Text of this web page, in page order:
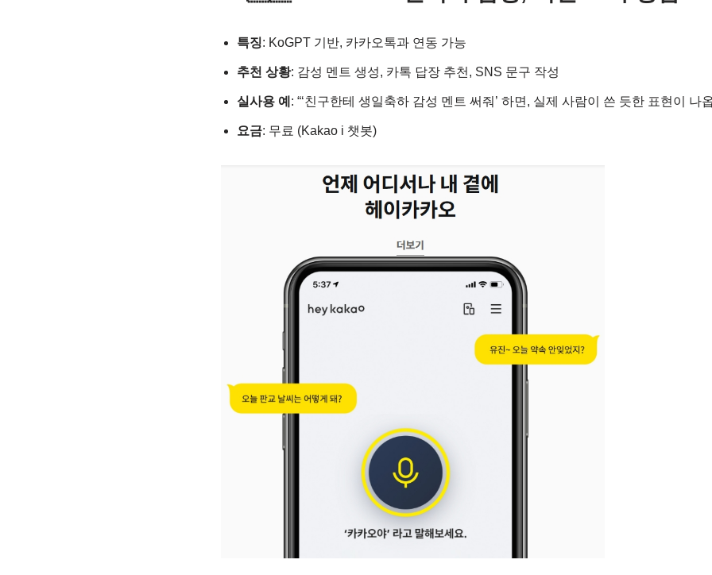
특징: KoGPT 기반, 카카오톡과 연동 가능
추천 상황: 감성 멘트 생성, 카톡 답장 추천, SNS 문구 작성
실사용 예 : “‘친구한테 생일축하 감성 멘트 써줘’ 하면, 실제 사람이 쓴 듯한 표현이 나
요금: 무료 (Kakao i 챗봇)